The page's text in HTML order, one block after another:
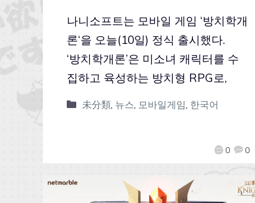
0 0
나니소프트는 모바일 게임 ‘방치학개
론‘을 오늘(10일) 정식 출시했다.
‘방치학개론’은 미소녀 캐릭터를 수
집하고 육성하는 방치형 RPG로,
未分類, 뉴스 모바일게임 한국어